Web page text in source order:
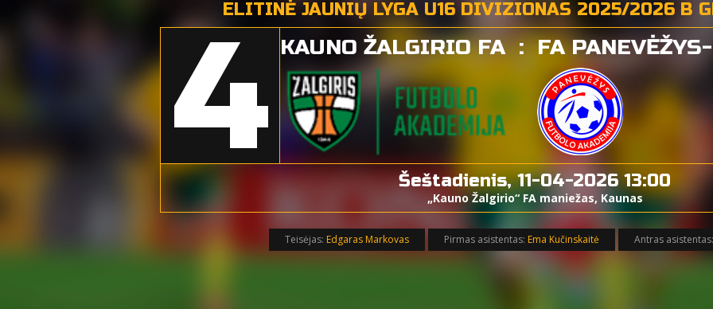
ELITINĖ JAUNIŲ LYGA U16 DIVIZIONAS 2025/2026 B
4 KAUNO ŽALGIRIO FA : FA
Šeštadienis, 11-04-2026 13:00
„Kauno Žalgirio“ FA maniežas, Kaunas
Teisėjas: Edgaras Markovas Pirmas asistentas: Ema Kučinskaitė Antras asistentas: